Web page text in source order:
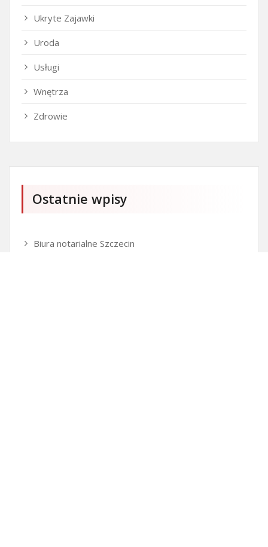
Ukryte Zajawki
Uroda
Usługi
Wnętrza
Zdrowie
Ostatnie wpisy
Biura notarialne Szczecin